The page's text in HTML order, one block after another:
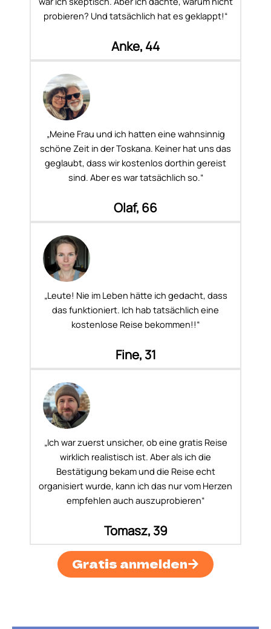
probieren? Und tatsächlich hat es geklappt!“
Anke, 44
„Meine Frau und ich hatten eine wahnsinnig
schöne Zeit in der Toskana. Keiner hat uns das
geglaubt, dass wir kostenlos dorthin gereist
sind. Aber es war tatsächlich so.“
Olaf, 66
„Leute! Nie im Leben hätte ich gedacht, dass
das funktioniert. Ich hab tatsächlich eine
kostenlose Reise bekommen!!“
Fine, 31
„Ich war zuerst unsicher, ob eine gratis Reise
wirklich realistisch ist. Aber als ich die
Bestätigung bekam und die Reise echt
organisiert wurde, kann ich das nur vom Herzen
empfehlen auch auszuprobieren“
Tomasz, 39
Gratis anmelden